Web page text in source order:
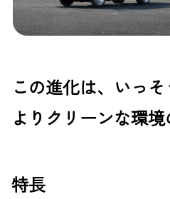
この進化は、いっそ
よりクリーンな環境
特長